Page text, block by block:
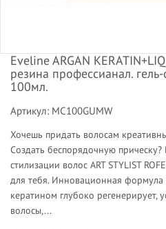
Eveline ARGAN
резина профессианал.
100мл.
Артикул: MC100GUMW
Хочешь придать волосам
Создать беспорядочную
стилизации волос ART STYLIST
для тебя. Инновационная
кератином глубоко регенерирует,
волосы,...